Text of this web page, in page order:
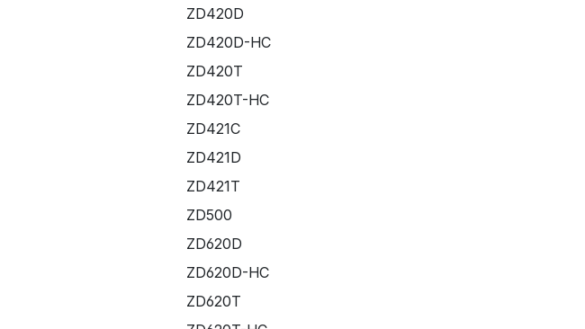
ZD420D
ZD420D-HC
ZD420T
ZD420T-HC
ZD421C
ZD421D
ZD421T
ZD500
ZD620D
ZD620D-HC
ZD620T